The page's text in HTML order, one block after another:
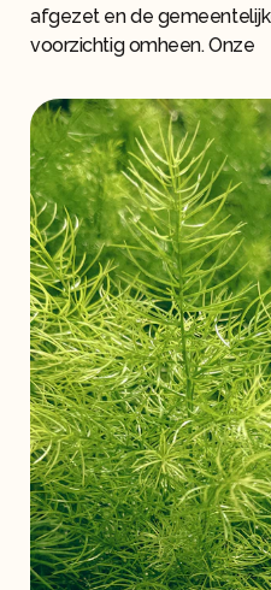
afgezet en de
voorzichtig omheen. Onze